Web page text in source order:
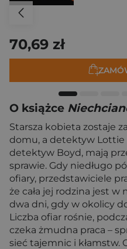
70,69 zł
O książce
Starsza kobieta zostaje
domu, a detektyw Lottie
detektyw Boyd, mają
sprawie. Gdy niedługo
ofiary, przedstawiciele
że cała jej rodzina jest
dwa dni, gdy w okolicy
Liczba ofiar rośnie,
czeka żmudna praca –
sieć tajemnic i kłamstw.